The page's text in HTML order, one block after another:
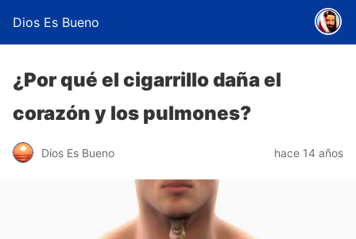
Dios Es Bueno
¿Por qué el cigarrillo daña el
corazón y los pulmones?
Dios Es Bueno hace 14 años